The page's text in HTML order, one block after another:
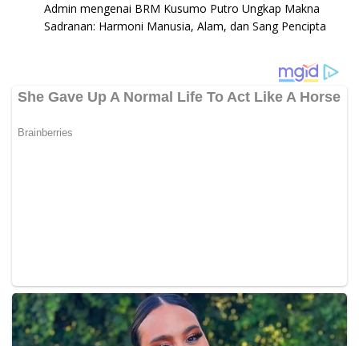
Admin mengenai BRM Kusumo Putro Ungkap Makna
Sadranan: Harmoni Manusia, Alam, dan Sang Pencipta